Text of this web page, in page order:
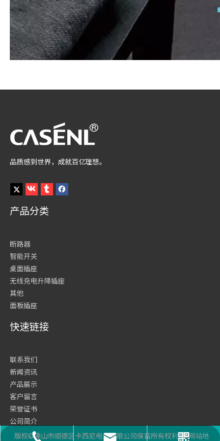
品质感到世界，成就百亿理想。
产品分类
断路器
智能开关
桌面插座
无线充电升降插座
其他
面板插座
座机号码
邮箱
二维码
快速链接
联系我们
新闻资讯
产品展示
客户留言
荣誉证书
公司简介
网站首页
版权©佛山市顺德区卡西尼电气有限公司保留所有权利 网站地